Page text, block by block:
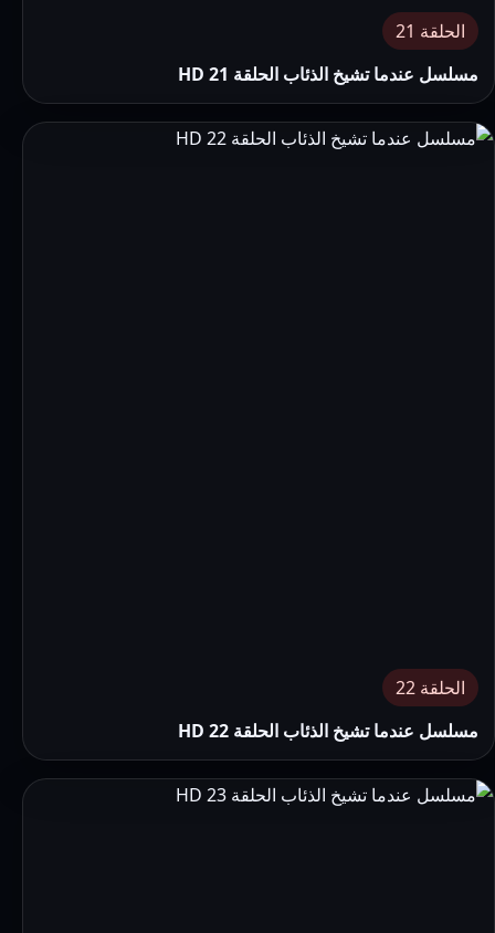
الحلقة 21
مسلسل عندما تشيخ الذئاب الحلقة 21 HD
الحلقة 22
مسلسل عندما تشيخ الذئاب الحلقة 22 HD